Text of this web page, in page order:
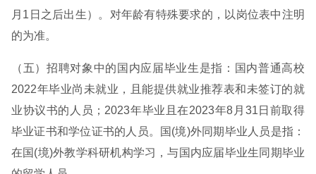
月1日之后出生）。对年龄有特殊要求的，以岗位表中注明
的为准。
（五）招聘对象中的国内应届毕业生是指：国内普通高校
2022年毕业尚未就业，且能提供就业推荐表和未签订的就
业协议书的人员；2023年毕业且在2023年8月31日前取得
毕业证书和学位证书的人员。国(境)外同期毕业人员是指：
在国(境)外教学科研机构学习，与国内应届毕业生同期毕业